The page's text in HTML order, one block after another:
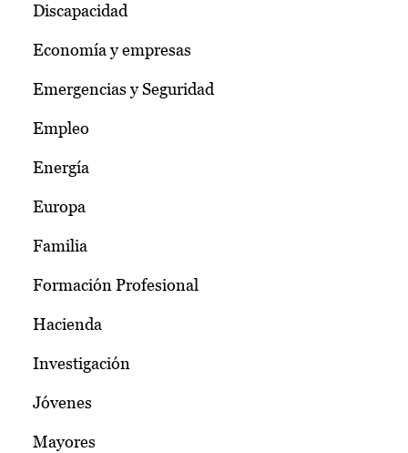
Discapacidad
Economía y empresas
Emergencias y Seguridad
Empleo
Energía
Europa
Familia
Formación Profesional
Hacienda
Investigación
Jóvenes
Mayores